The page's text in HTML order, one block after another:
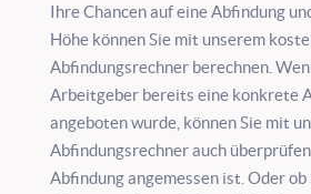
Ihre Chancen auf eine Abfindung
Höhe können Sie mit unserem
Abfindungsrechner berechnen.
Arbeitgeber bereits eine konkrete
angeboten wurde, können Sie mit
Abfindungsrechner auch
Abfindung angemessen ist. Oder